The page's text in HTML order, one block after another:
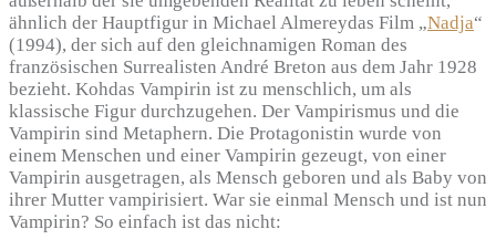
ähnlich der Hauptfigur in Michael Almereydas Film „Nadja“
(1994), der sich auf den gleichnamigen Roman des
französischen Surrealisten André Breton aus dem Jahr 1928
bezieht. Kohdas Vampirin ist zu menschlich, um als
klassische Figur durchzugehen. Der Vampirismus und die
Vampirin sind Metaphern. Die Protagonistin wurde von
einem Menschen und einer Vampirin gezeugt, von einer
Vampirin ausgetragen, als Mensch geboren und als Baby von
ihrer Mutter vampirisiert. War sie einmal Mensch und ist nun
Vampirin? So einfach ist das nicht: